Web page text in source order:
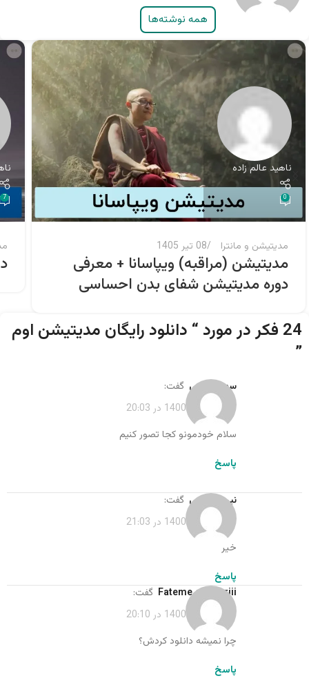
همه نوشته‌ها
ناهید عالم زاده
0
مدیتیشن و مانترا 08 تیر 1405
مدیتیشن (مراقبه) ویپاسانا + معرفی
دوره مدیتیشن شفای بدن احساسی
7
24 فکر در مورد “
دانلود رایگان مدیتیشن اوم
”
سهیلا امینی گفت:
فروردین 16, 1400 در 20:03
سلام خودمونو کجا تصور کنیم
پاسخ
نیره داداشی گفت:
فروردین 16, 1400 در 21:03
خیر
پاسخ
fateme.ghaderiii
گفت:
فروردین 16, 1400 در 20:10
چرا نمیشه دانلود کردش؟
پاسخ